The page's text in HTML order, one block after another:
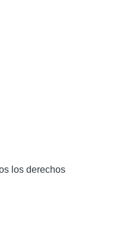
los derechos